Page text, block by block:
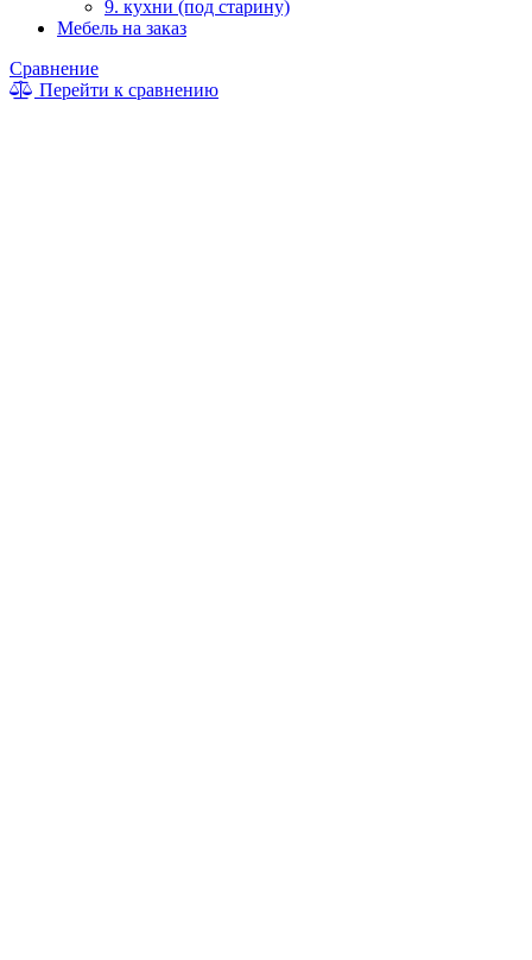
9. кухни (под старину)
Мебель на заказ
Сравнение
Перейти к сравнению